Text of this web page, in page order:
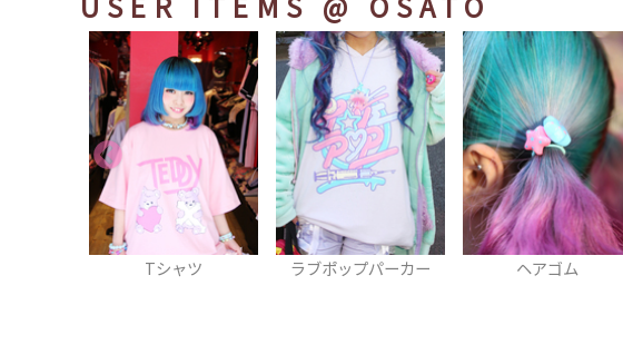
ラブポップパーカー ヘアゴム スニーカー